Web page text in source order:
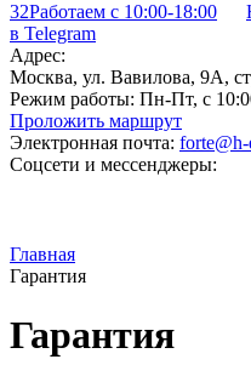
32Работаем с 10:00-18:00
в Telegram
Адрес:
Москва, ул. Вавилова, 9А,
Режим работы: Пн-Пт, с
Проложить маршрут
Электронная почта:
Соцсети и мессенджеры:
Главная
Гарантия
Гарантия